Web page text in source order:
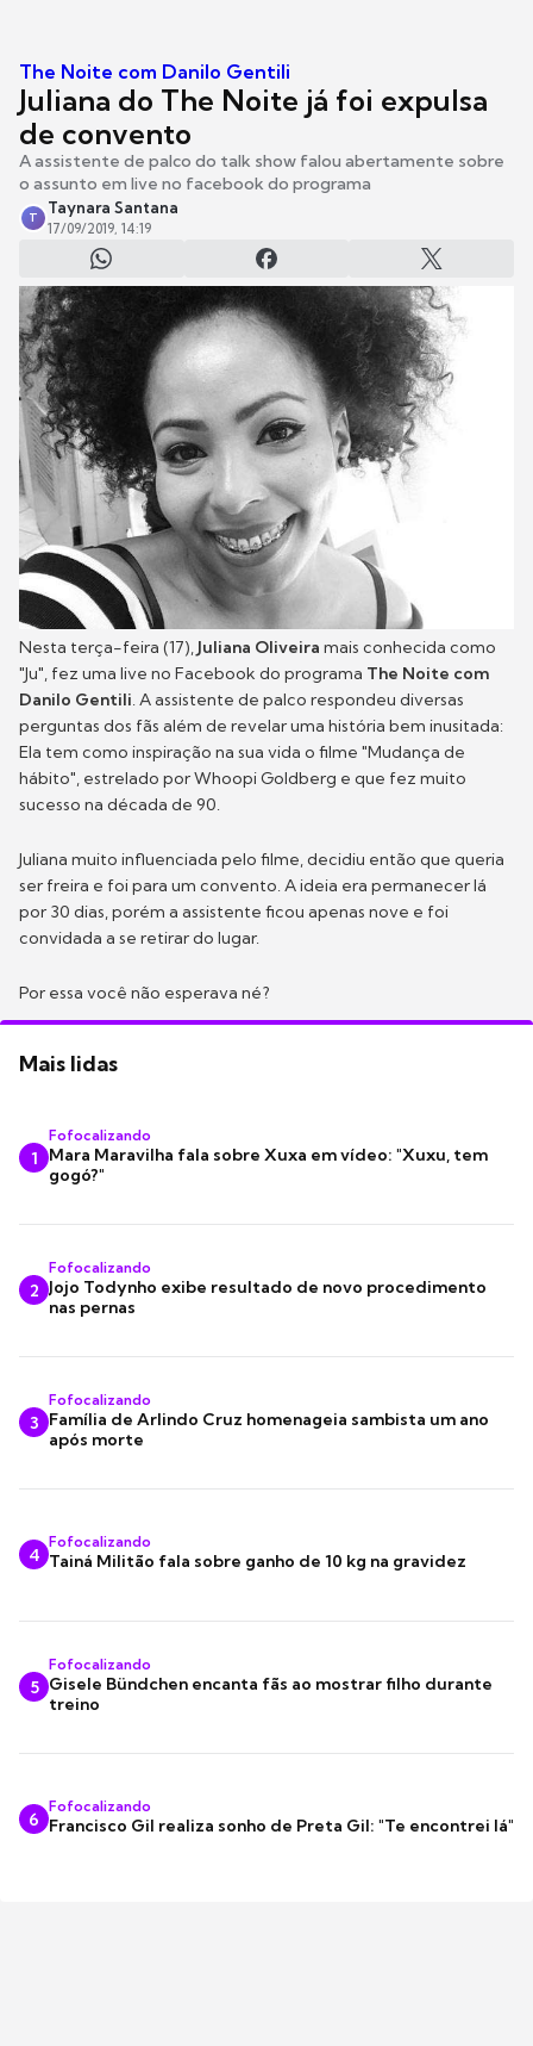
The Noite com Danilo Gentili
Juliana do The Noite já foi expulsa
de convento
A assistente de palco do talk show falou abertamente sobre
o assunto em live no facebook do programa
T
Taynara Santana
17/09/2019, 14:19
Nesta terça-feira (17),Juliana Oliveira mais conhecida como
"Ju", fez uma live no Facebook do programa The Noite com
Danilo Gentili. A assistente de palco respondeu diversas
perguntas dos fãs além de revelar uma história bem inusitada:
Ela tem como inspiração na sua vida o filme "Mudança de
hábito", estrelado por Whoopi Goldberg e que fez muito
sucesso na década de 90.
Juliana muito influenciada pelo filme, decidiu então que queria
ser freira e foi para um convento. A ideia era permanecer lá
por 30 dias, porém a assistente ficou apenas nove e foi
convidada a se retirar do lugar.
Por essa você não esperava né?
Mais lidas
1
Fofocalizando
Mara Maravilha fala sobre Xuxa em vídeo: "Xuxu, tem
gogó?"
2
Fofocalizando
Jojo Todynho exibe resultado de novo procedimento
nas pernas
3
Fofocalizando
Família de Arlindo Cruz homenageia sambista um ano
após morte
4
Fofocalizando
Tainá Militão fala sobre ganho de 10 kg na gravidez
5
Fofocalizando
Gisele Bündchen encanta fãs ao mostrar filho durante
treino
6
Fofocalizando
Francisco Gil realiza sonho de Preta Gil: "Te encontrei lá"